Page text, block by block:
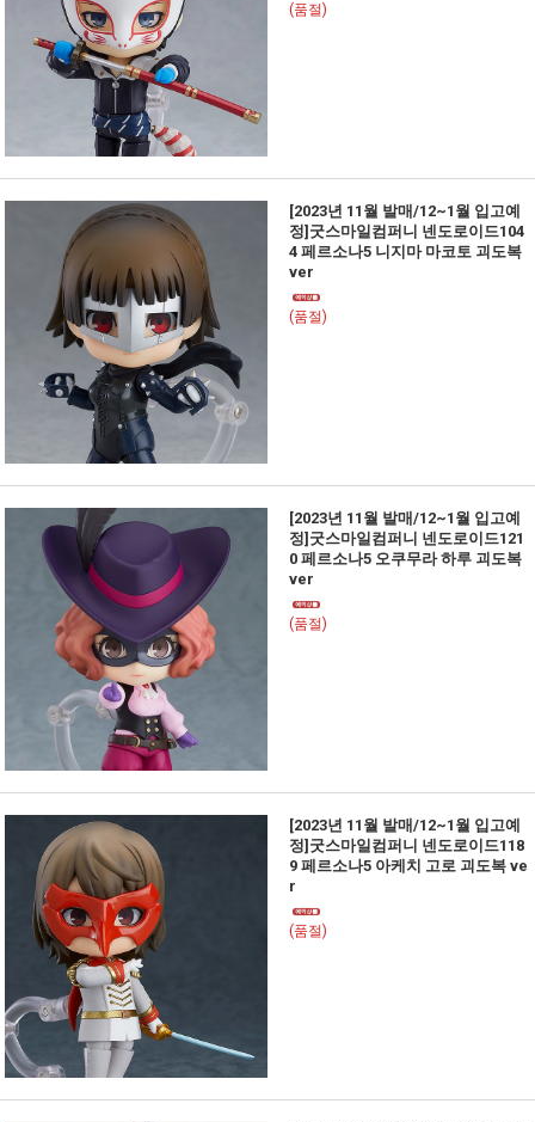
(품절)
[2023년 11월 발매/12~1월 입고예
정]굿스마일컴퍼니 넨도로이드104
4 페르소나5 니지마 마코토 괴도복
ver
(품절)
[2023년 11월 발매/12~1월 입고예
정]굿스마일컴퍼니 넨도로이드121
0 페르소나5 오쿠무라 하루 괴도복
ver
(품절)
[2023년 11월 발매/12~1월 입고예
정]굿스마일컴퍼니 넨도로이드118
9 페르소나5 아케치 고로 괴도복 ve
r
(품절)